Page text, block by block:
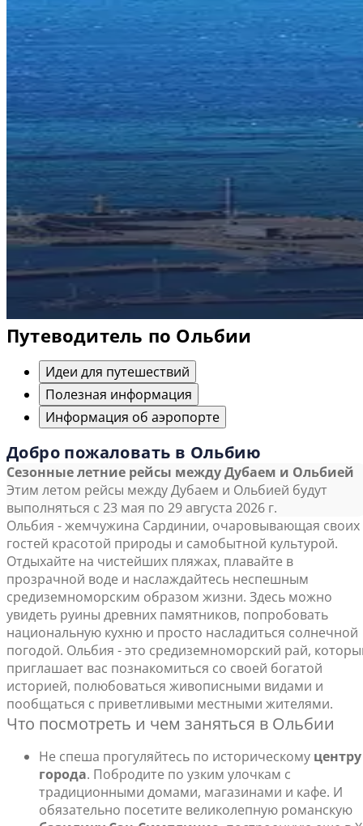
Путеводитель по Ольбии
Идеи для путешествий
Полезная информация
Информация об аэропорте
Добро пожаловать в Ольбию
Сезонные летние рейсы между Дубаем и Ольбией
Этим летом рейсы между Дубаем и Ольбией будут
выполняться с 23 мая по 29 августа 2026 г.
Ольбия - жемчужина Сардинии, очаровывающая своих
гостей красотой природы и самобытной культурой.
Отдыхайте на чистейших пляжах, плавайте в
прозрачной воде и наслаждайтесь неспешным
средиземноморским образом жизни. Здесь можно
увидеть руины древних памятников, попробовать
национальную кухню и просто насладиться солнечной
погодой. Ольбия - это средиземноморский рай,
приглашает вас познакомиться со своей богатой
историей, полюбоваться живописными видами и
пообщаться с приветливыми местными жителями.
Что посмотреть и чем заняться в Ольбии
Не спеша прогуляйтесь по историческому центру
города. Побродите по узким улочкам с
традиционными домами, магазинами и кафе. И
обязательно посетите великолепную романскую